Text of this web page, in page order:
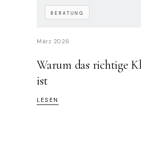
BERATUNG
März 2026
Warum das richtige
ist
LESEN